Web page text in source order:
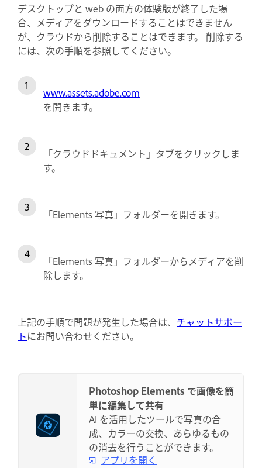
デスクトップと web の両方の体験版が終了した場
合、メディアをダウンロードすることはできません
が、クラウドから削除することはできます。 削除する
には、次の手順を参照してください。
www.assets.adobe.com
を開きます。
「クラウドドキュメント」タブをクリックしま
す。
「Elements 写真」フォルダーを開きます。
「Elements 写真」フォルダーからメディアを削
除します。
上記の手順で問題が発生した場合は、 チャットサポー
トにお問い合わせください。
Photoshop Elements で画像を簡
単に編集して共有
AI を活用したツールで写真の合
成、カラーの交換、あらゆるもの
の消去を行うことができます。
アプリを開く